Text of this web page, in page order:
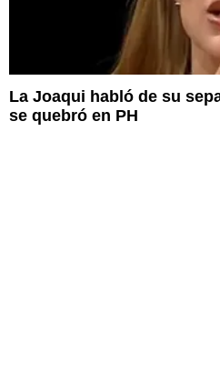
La Joaqui habló de su
se quebró en PH